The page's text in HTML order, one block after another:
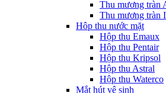
Thu mương tràn
Thu mương tràn
Hôp thu nước mặt
Hộp thu Emaux
Hộp thu Pentair
Hộp thu Kripsol
Hộp thu Astral
Hộp thu Waterco
Mắt hút vệ sinh